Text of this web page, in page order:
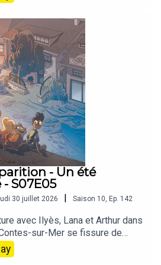
- Un été
S07E05
30 juillet 2026 | Saison 10 Ep. 142
avec Ilyès, Lana et Arthur dans
sur-Mer se fissure de
explication 🧵🔍🌙En sortant
Ilyès retrouve sa cousine Lana,